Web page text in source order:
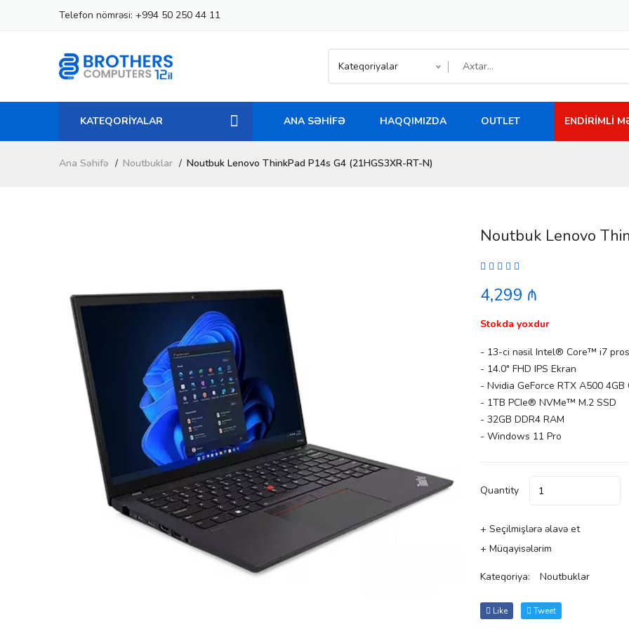
Telefon nömrəsi: +994 50 250 44 11
Kateqoriyalar
KATEQORİYALAR ANA SƏHIFƏ HAQQIMIZDA OUTLET ENDIRIMLI
Ana Səhifə Noutbuklar Noutbuk Lenovo ThinkPad P14s G4 (21HGS3XR-RT-N)
Noutbuk Lenovo
4,299 ₼
Stokda yoxdur
- 13-ci nəsil Intel® Core™ i7
- 14.0" FHD IPS Ekran
- Nvidia GeForce RTX A500 4GB
- 1TB PCIe® NVMe™ M.2 SSD
- 32GB DDR4 RAM
- Windows 11 Pro
Quantity
+ Seçilmişlərə əlavə et
+ Müqayisələrim
Kateqoriya: Noutbuklar
Like Tweet